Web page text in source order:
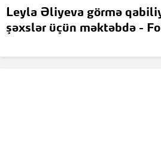
Leyla Əliyeva görmə
şəxslər üçün məktəbdə -